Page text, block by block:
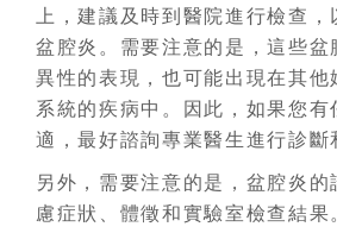
上，建議及時到醫院進行檢查
盆腔炎。需要注意的是，這些盆
異性的表現，也可能出現在其他
系統的疾病中。因此，如果您有
適，最好諮詢專業醫生進行診斷
另外，需要注意的是，盆腔炎的
慮症狀、體徵和實驗室檢查結果